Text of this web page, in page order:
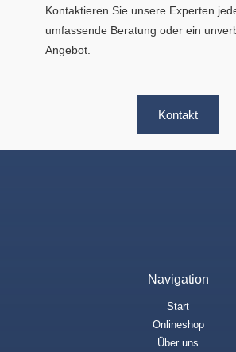
Kontaktieren Sie unsere Experten
umfassende Beratung oder ein
Angebot.
Kontakt
Navigation
Start
Onlineshop
Über uns